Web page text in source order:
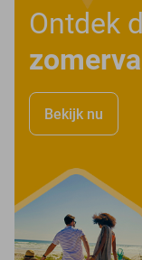
Ontdek
Bekijk nu